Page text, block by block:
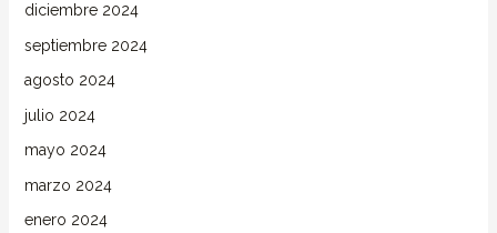
diciembre 2024
septiembre 2024
agosto 2024
julio 2024
mayo 2024
marzo 2024
enero 2024